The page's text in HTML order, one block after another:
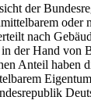
der
oder
nach
der Hand von
Anteil haben